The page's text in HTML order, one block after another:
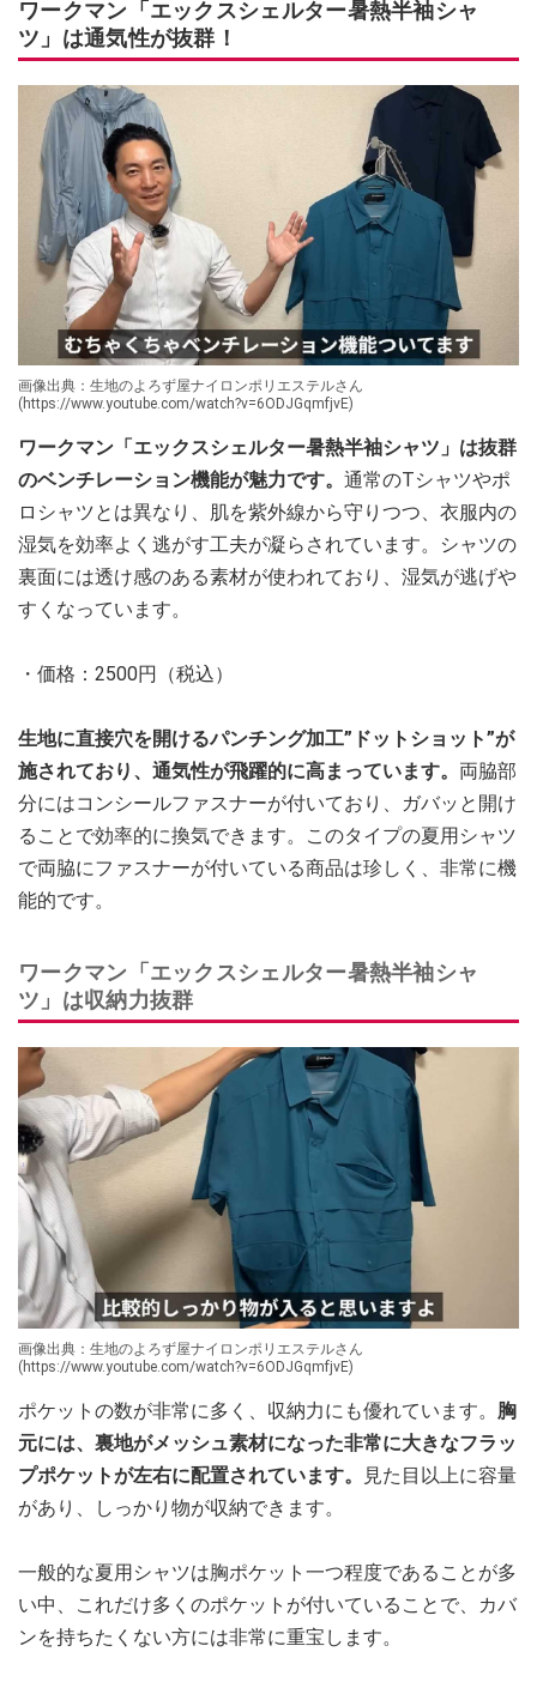
ワークマン「エックスシェルター暑熱半袖シャ
ツ」は通気性が抜群！
画像出典：生地のよろず屋ナイロンポリエステルさん
(https://www.youtube.com/watch?v=6ODJGqmfjvE)
ワークマン「エックスシェルター暑熱半袖シャツ」は抜群
のベンチレーション機能が魅力です。 通常のTシャツやポ
ロシャツとは異なり、肌を紫外線から守りつつ、衣服内の
湿気を効率よく逃がす工夫が凝らされています。シャツの
裏面には透け感のある素材が使われており、湿気が逃げや
すくなっています。
・価格：2500円（税込）
生地に直接穴を開けるパンチング加工”ドットショット”が
施されており、通気性が飛躍的に高まっています。 両脇部
分にはコンシールファスナーが付いており、ガバッと開け
ることで効率的に換気できます。このタイプの夏用シャツ
で両脇にファスナーが付いている商品は珍しく、非常に機
能的です。
ワークマン「エックスシェルター暑熱半袖シャ
ツ」は収納力抜群
画像出典：生地のよろず屋ナイロンポリエステルさん
(https://www.youtube.com/watch?v=6ODJGqmfjvE)
ポケットの数が非常に多く、収納力にも優れています。 胸
元には、裏地がメッシュ素材になった非常に大きなフラッ
プポケットが左右に配置されています。
見た目以上に容量
があり、しっかり物が収納できます。
一般的な夏用シャツは胸ポケット一つ程度であることが多
い中、これだけ多くのポケットが付いていることで、カバ
ンを持ちたくない方には非常に重宝します。